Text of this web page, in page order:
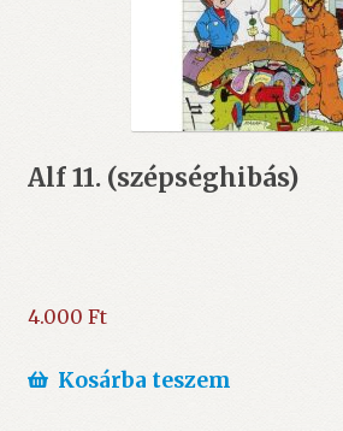
Alf 11. (szépséghibás)
4.000 Ft
Kosárba teszem